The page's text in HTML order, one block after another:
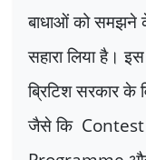
बाधाओं को समझने
सहारा लिया है।
ब्रिटिश सरकार के
जैसे कि